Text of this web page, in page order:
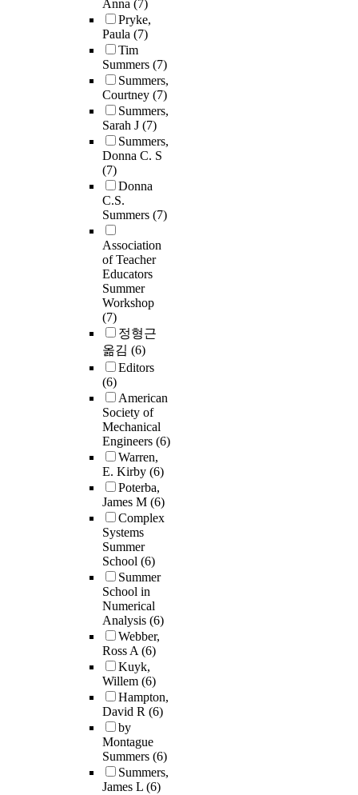
Anna (7)
Pryke,
Paula (7)
Tim
Summers (7)
Summers,
Courtney (7)
Summers,
Sarah J (7)
Summers,
Donna C. S
(7)
Donna
C.S.
Summers (7)
Association
of Teacher
Educators
Summer
Workshop
(7)
정형근
옮김 (6)
Editors
(6)
American
Society of
Mechanical
Engineers (6)
Warren,
E. Kirby (6)
Poterba,
James M (6)
Complex
Systems
Summer
School (6)
Summer
School in
Numerical
Analysis (6)
Webber,
Ross A(6)
Kuyk,
Willem (6)
Hampton,
David R (6)
by
Montague
Summers (6)
Summers,
James L (6)